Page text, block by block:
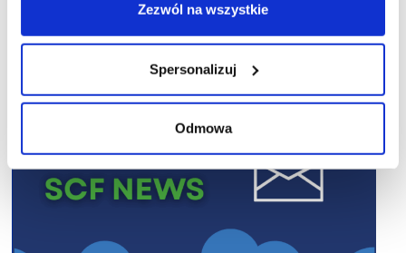
Zezwól na wszystkie
Spersonalizuj
Odmowa